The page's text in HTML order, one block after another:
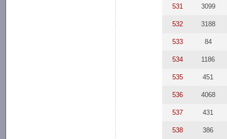
531 3099
532 3188
533 84
534 1186
535 451
536 4068
537 431
538 386